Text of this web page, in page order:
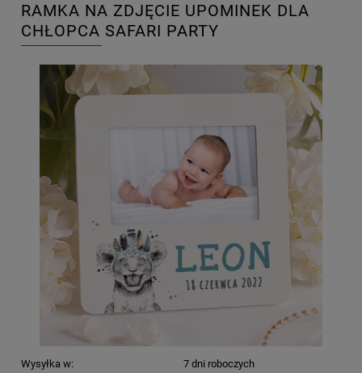
RAMKA NA ZDJĘCIE UPOMINEK DLA
CHŁOPCA SAFARI PARTY
Wysyłka w: 7 dni roboczych